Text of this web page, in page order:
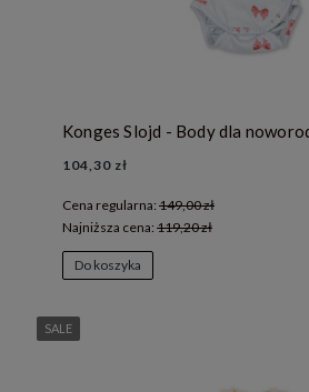
104,30 zł
Cena regularna: 149,00 zł
Najniższa cena: 119,20 zł
Do koszyka
SALE